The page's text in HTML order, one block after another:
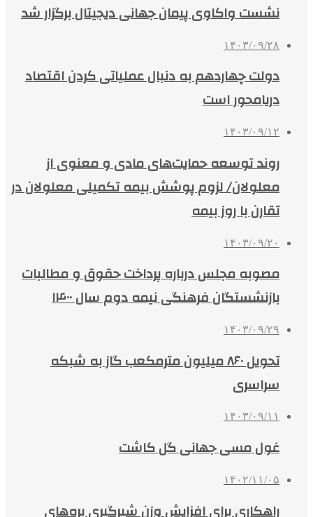
نشست واکاوی پیمان جهانی دیجیتال برگزار شد
۱۴۰۳/۰۹/۲۸
دولت چهاردهم به دنبال عملیاتی کردن اقتصاد
دریامحور است
۱۴۰۳/۰۹/۱۲
روند توسعه حمایت‌های مادی و معنوی از
معلولان/ لزوم پوشش بیمه تکمیلی معلولان در
تقارن با روز بیمه
۱۴۰۳/۰۹/۲۰
مصوبه مجلس درباره پرداخت حقوق و مطالبات
بازنشستگان فرهنگی نیمه دوم سال ۱۴۰۰
۱۴۰۳/۰۹/۲۹
تحویل ۸۶۰ میلیون مترمکعب گاز به شبکه
سراسری
۱۴۰۳/۰۹/۱۱
غول مسی جهانی گل کاشت
۱۴۰۲/۱۱/۰۵
راهکاری برای افزایش وزن شیرگیری بره‌های